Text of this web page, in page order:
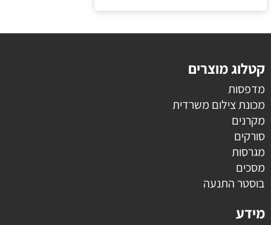
קטלוג מוצרים
מדפסות
מכונת צילום משרדית
מקרנים
סורקים
מגרסות
מסכים
בוסטר התנעה
מידע